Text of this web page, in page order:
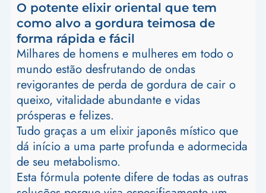
O potente elixir oriental que tem
como alvo a gordura teimosa de
forma rápida e fácil
Milhares de homens e mulheres em todo o
mundo estão desfrutando de ondas
revigorantes de perda de gordura de cair o
queixo, vitalidade abundante e vidas
prósperas e felizes.
Tudo graças a um elixir japonês místico que
dá início a uma parte profunda e adormecida
de seu metabolismo.
Esta fórmula potente difere de todas as outras